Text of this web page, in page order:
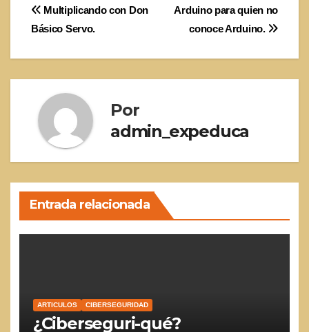
Navegación
Arduino para quien no
conoce Arduino.
Multiplicando con Don
Básico Servo.
Por
admin_expeduca
Entrada relacionada
ARTICULOS CIBERSEGURIDAD
¿Ciberseguri-qué?